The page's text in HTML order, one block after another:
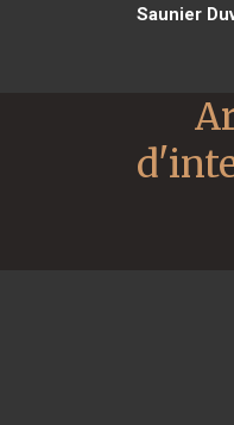
Saunier